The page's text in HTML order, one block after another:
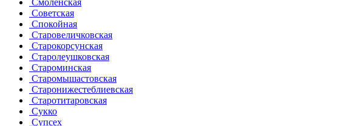
Советская
Спокойная
Старовеличковская
Старокорсунская
Старолеушковская
Староминская
Старомышастовская
Старонижестеблиевская
Старотитаровская
Сукко
Супсех